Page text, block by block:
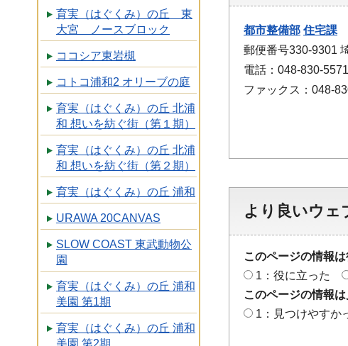
育実（はぐくみ）の丘 東
大宮 ノースブロック
ココシア東岩槻
コトコ浦和2 オリーブの庭
育実（はぐくみ）の丘 北浦
和 想いを紡ぐ街（第１期）
育実（はぐくみ）の丘 北浦
和 想いを紡ぐ街（第２期）
育実（はぐくみ）の丘 浦和
URAWA 20CANVAS
SLOW COAST 東武動物公
園
育実（はぐくみ）の丘 浦和
美園 第1期
育実（はぐくみ）の丘 浦和
美園 第2期
都市整備部 住宅課
郵便番号330-9301
電話：048-830-5571
ファックス：048-
より良いウェ
このページの情報
1：役に立った
このページの情報
1：見つけやすか